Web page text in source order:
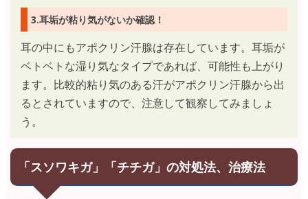
3.耳垢が粘り気がないか確認！
耳の中にもアポクリン汗腺は存在しています。耳垢が
ベトベトな湿り気なタイプであれば、可能性も上がり
ます。比較的粘り気のある汗がアポクリン汗腺から出
るとされていますので、注意して観察してみましょ
う。
「スソワキガ」「チチガ」の対処法、治療法